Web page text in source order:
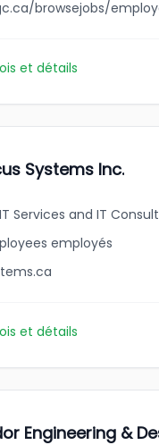
et détails
Systems Inc.
IT Services and IT
employés
et détails
Engineering &